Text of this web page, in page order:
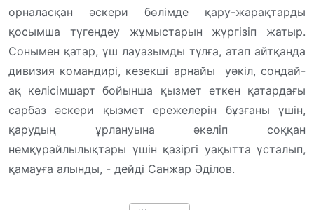
орналасқан әскери бөлімде қару-жарақтарды
қосымша түгендеу жұмыстарын жүргізіп жатыр.
Сонымен қатар, үш лауазымды тұлға, атап айтқанда
дивизия командирі, кезекші арнайы уәкіл, сондай-
ақ келісімшарт бойынша қызмет еткен қатардағы
сарбаз әскери қызмет ережелерін бұзғаны үшін,
қарудың ұрлануына әкеліп соққан
немқұрайлылықтары үшін қазіргі уақытта ұсталып,
қамауға алынды, - дейді Санжар Әділов.